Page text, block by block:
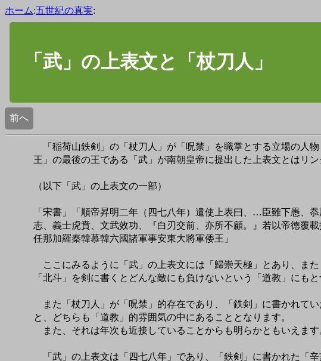
ホーム:五世紀の真実:
「武」の上表文と「杖刀人」
前へ
「稲荷山鉄剣」の「杖刀人」が「呪禁」を職掌とする立場の人
王」の最後の王である「武」が南朝皇帝に提出した上表文とはリ
（以下「武」の上表文の一部）
「宋書」「順帝昇明二年（四七八年）遣使上表曰、…臣雖下愚、
志、義士虎賁、文武效功、『白刃交前、亦所不顧。』若以帝徳覆
任那加羅秦韓慕韓六國諸軍事安東大將軍倭王」
ここにみるように「武」の上表文には「歸崇天極」とあり、ま
「北斗」を剣に書くとどんな敵にも負けないという「道教」にも
また「杖刀人」が「呪禁」的存在であり、「鉄剣」に書かれて
と、どちらも「道教」的雰囲気の中にあることとなります。
また、それは年次も近接していることからも明らかともいえます
「武」の上表文は「四七八年」であり、「鉄剣」に書かれた「